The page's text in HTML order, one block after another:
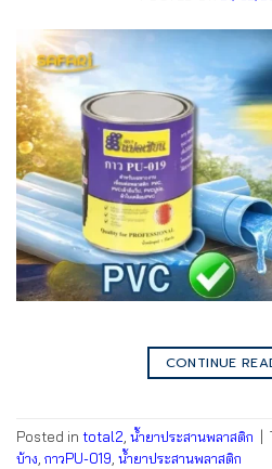
CONTINUE
Posted in total2 น้ำยาประสานพลาสติก
บ้าง กาวPU-019 น้ำยาประสานพลาสติก